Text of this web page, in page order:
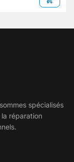
spécialisés
réparation